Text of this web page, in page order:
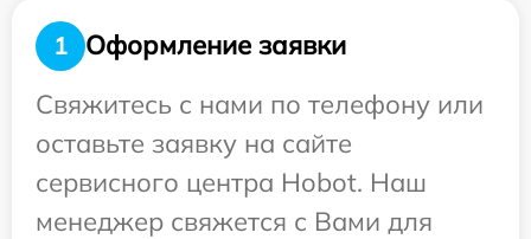
1
Оформление заявки
Свяжитесь с нами по телефону или
оставьте заявку на сайте
сервисного центра Hobot. Наш
менеджер свяжется с Вами для